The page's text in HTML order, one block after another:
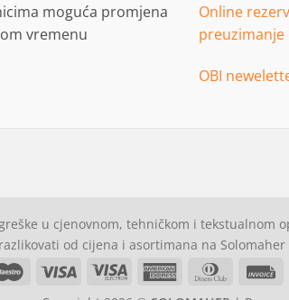
moguća promjena
vremenu
Online
OBI
u cjenovnom, tehničkom i tekstualnom
razlikovati od cijena i asortimana na
Maestro Visa
Visa
American Dinners